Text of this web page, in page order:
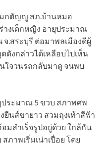
กตัญญู สภ.บ้านหมอ
างเด็กหญิง อายุประมาณ
.สระบุรี ต่อมาพลเมืองดีผู้
ดังกล่าวได้เหลือบไปเห็น
ใจวนรถกลับมาดู จนพบ
ประมาณ 5 ขวบ สภาพศพ
ยีนส์ขายาว สวมถุงเท้าสีฟ้า
มสำเร็จรูปอยู่ด้วย ใกล้กัน
ภาพเริ่มเน่าเปื่อย โดย